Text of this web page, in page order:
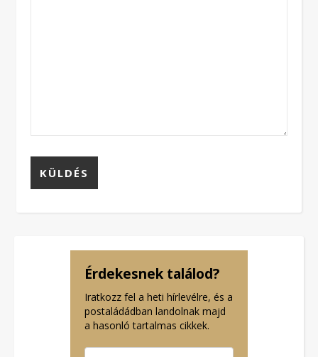
Érdekesnek találod?
Iratkozz fel a heti hírlevélre, és a
postaládádban landolnak majd
a hasonló tartalmas cikkek.